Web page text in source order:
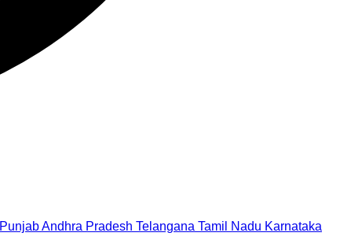
PunjabAndhra Pradesh Telangana Tamil Nadu Karnataka